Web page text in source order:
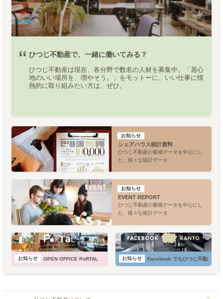
ひつじ不動産で、一緒に働いてみる？
ひつじ不動産は現在、各分野で数名の人材を募集中。「居心
地のいい場所を、増やそう。」をモットーに、いい仕事に情
熱的に取り組みたい方は、ぜひ。
お知らせ
シェアハウス統計資料
ひつじ不動産の蓄積データを中心にし
た、様々な統計データ
お知らせ
EVENT REPORT
ひつじ不動産の蓄積データを中心にし
た、様々な統計データ
お知らせ OPEN OFFICE PoRTAL お知らせ Facebook でもひつじ不動産